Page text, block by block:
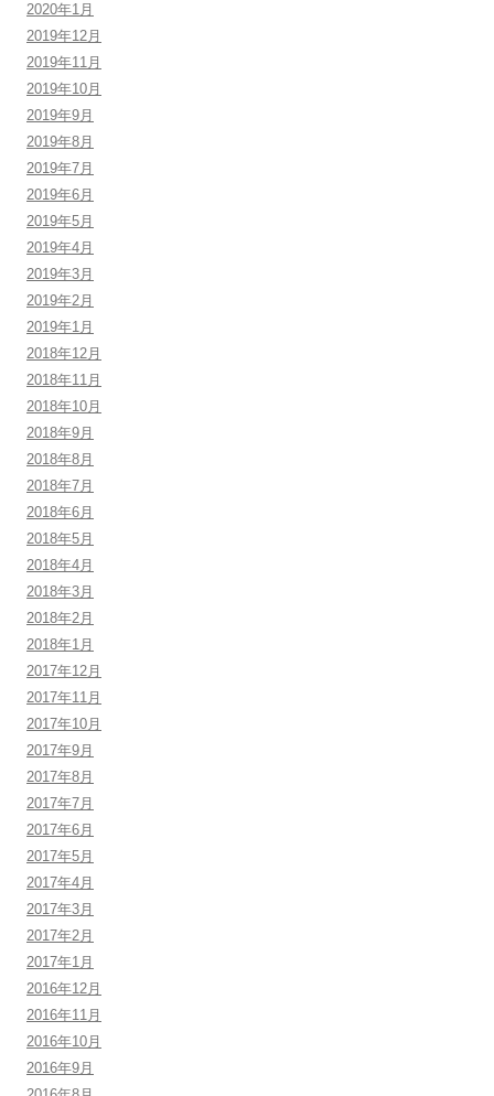
2020年1月
2019年12月
2019年11月
2019年10月
2019年9月
2019年8月
2019年7月
2019年6月
2019年5月
2019年4月
2019年3月
2019年2月
2019年1月
2018年12月
2018年11月
2018年10月
2018年9月
2018年8月
2018年7月
2018年6月
2018年5月
2018年4月
2018年3月
2018年2月
2018年1月
2017年12月
2017年11月
2017年10月
2017年9月
2017年8月
2017年7月
2017年6月
2017年5月
2017年4月
2017年3月
2017年2月
2017年1月
2016年12月
2016年11月
2016年10月
2016年9月